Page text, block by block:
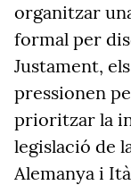
organitzar
formal per
Justament,
pressionen
prioritzar la
legislació de
Alemanya i